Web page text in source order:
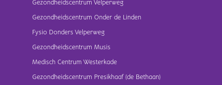
Gezondheidscentrum Velperweg
Gezondheidscentrum Onder de Linden
Fysio Donders Velperweg
Gezondheidscentrum Musis
Medisch Centrum Westerkade
Gezondheidscentrum Presikhaaf (de Bethaan)